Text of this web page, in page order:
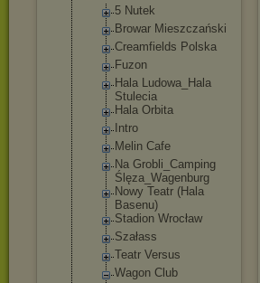
5 Nutek
Browar Mieszczański
Creamfields Polska
Fuzon
Hala Ludowa_Hala
Stulecia
Hala Orbita
Intro
Melin Cafe
Na Grobli_Camping
Ślęza_Wagenburg
Nowy Teatr (Hala
Basenu)
Stadion Wrocław
Szałass
Teatr Versus
Wagon Club